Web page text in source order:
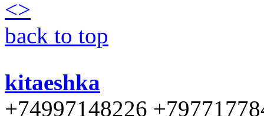
<>
back to top
kitaeshka
+74997148226